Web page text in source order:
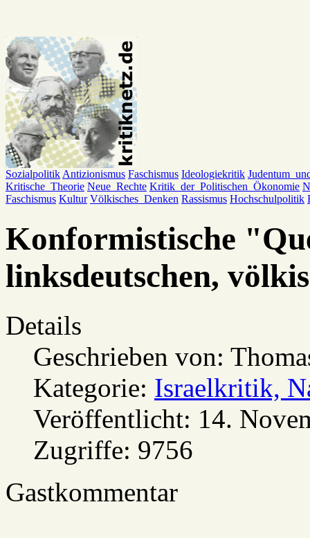
Sozialpolitik Antizionismus Faschismus Ideologiekritik
Kritische_Theorie Neue_Rechte Kritik_der_Politischen_Ökonomie
Faschismus Kultur Völkisches_Denken Rassismus Hochschulpolitik
Konformistische
linksdeutschen,
Details
Geschrieben von:
Kategorie: Israelkritik,
Veröffentlicht: 14.
Zugriffe: 9756
Gastkommentar